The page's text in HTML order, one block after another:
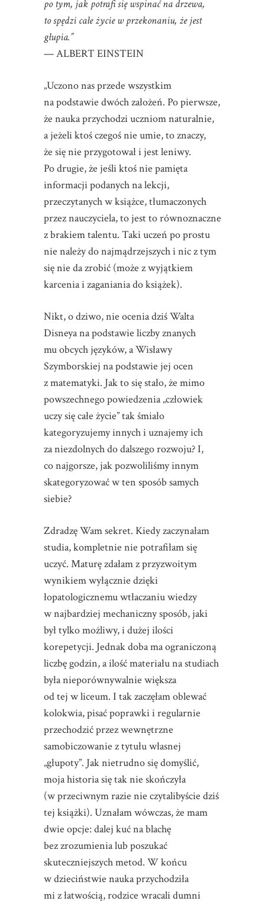
po tym, jak potrafi się wspinać na drzewa,
to spędzi całe życie w przekonaniu, że jest
głupia.”
— ALBERT EINSTEIN
„Uczono nas przede wszystkim
na podstawie dwóch założeń. Po pierwsze,
że nauka przychodzi uczniom naturalnie,
a jeżeli ktoś czegoś nie umie, to znaczy,
że się nie przygotował i jest leniwy.
Po drugie, że jeśli ktoś nie pamięta
informacji podanych na lekcji,
przeczytanych w książce, tłumaczonych
przez nauczyciela, to jest to równoznaczne
z brakiem talentu. Taki uczeń po prostu
nie należy do najmądrzejszych i nic z tym
się nie da zrobić (może z wyjątkiem
karcenia i zaganiania do książek).
Nikt, o dziwo, nie ocenia dziś Walta
Disneya na podstawie liczby znanych
mu obcych języków, a Wisławy
Szymborskiej na podstawie jej ocen
z matematyki. Jak to się stało, że mimo
powszechnego powiedzenia „człowiek
uczy się całe życie” tak śmiało
kategoryzujemy innych i uznajemy ich
za niezdolnych do dalszego rozwoju? I,
co najgorsze, jak pozwoliliśmy innym
skategoryzować w ten sposób samych
siebie?
Zdradzę Wam sekret. Kiedy zaczynałam
studia, kompletnie nie potrafiłam się
uczyć. Maturę zdałam z przyzwoitym
wynikiem wyłącznie dzięki
łopatologicznemu wtłaczaniu wiedzy
w najbardziej mechaniczny sposób, jaki
był tylko możliwy, i dużej ilości
korepetycji. Jednak doba ma ograniczoną
liczbę godzin, a ilość materiału na studiach
była nieporównywalnie większa
od tej w liceum. I tak zaczęłam oblewać
kolokwia, pisać poprawki i regularnie
przechodzić przez wewnętrzne
samobiczowanie z tytułu własnej
„głupoty”. Jak nietrudno się domyślić,
moja historia się tak nie skończyła
(w przeciwnym razie nie czytalibyście dziś
tej książki). Uznałam wówczas, że mam
dwie opcje: dalej kuć na blachę
bez zrozumienia lub poszukać
skuteczniejszych metod. W końcu
w dzieciństwie nauka przychodziła
mi z łatwością, rodzice wracali dumni